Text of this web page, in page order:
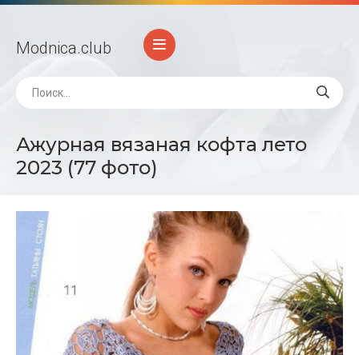
Modnica.club
Ажурная вязаная кофта лето
2023 (77 фото)